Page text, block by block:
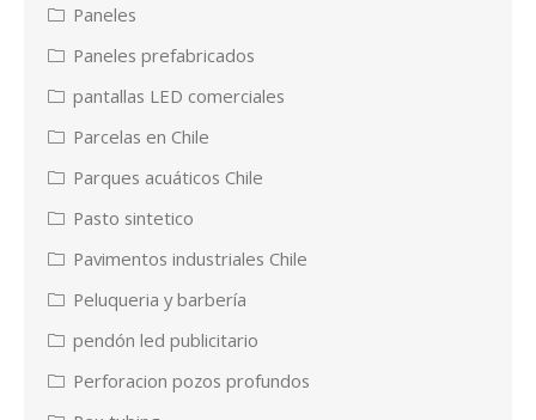
Paneles
Paneles prefabricados
pantallas LED comerciales
Parcelas en Chile
Parques acuáticos Chile
Pasto sintetico
Pavimentos industriales Chile
Peluqueria y barbería
pendón led publicitario
Perforacion pozos profundos